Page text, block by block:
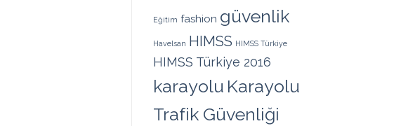
Eğitim fashion güvenlik
Havelsan HIMSS HIMSS Türkiye
HIMSS Türkiye 2016
karayolu Karayolu
Trafik Güvenliği